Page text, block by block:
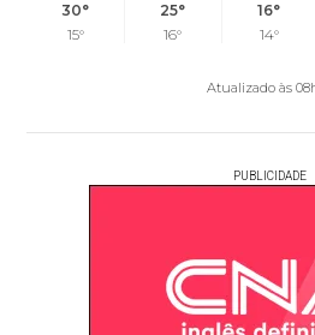
30°
15°
25°
16°
16°
14°
Atualizado às
PUBLICIDADE